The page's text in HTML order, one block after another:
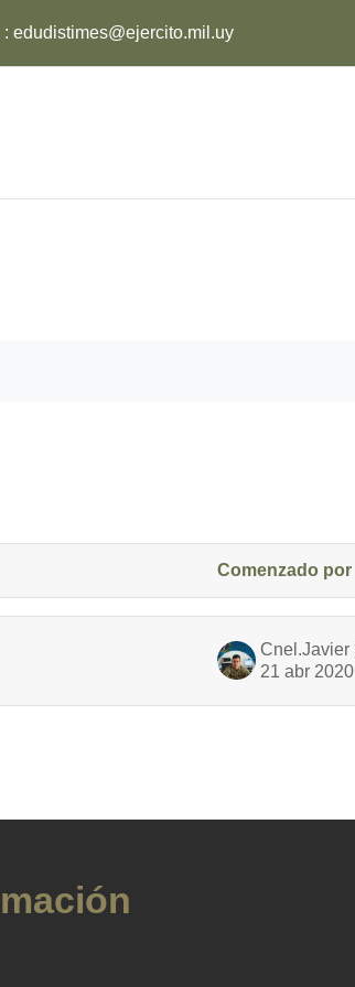
: edudistimes@ejercito.mil.uy
Comenzado por
21 abr 2020